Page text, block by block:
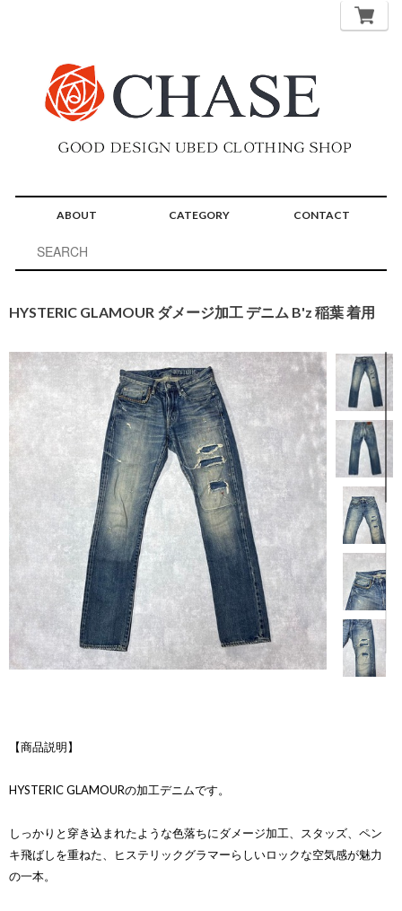
ABOUT CATEGORY CONTACT
HYSTERIC GLAMOUR ダメージ加工 デニム B'z 稲葉 着用
【商品説明】
HYSTERIC GLAMOURの加工デニムです。
しっかりと穿き込まれたような色落ちにダメージ加工、スタッズ、ペン
キ飛ばしを重ねた、ヒステリックグラマーらしいロックな空気感が魅力
の一本。